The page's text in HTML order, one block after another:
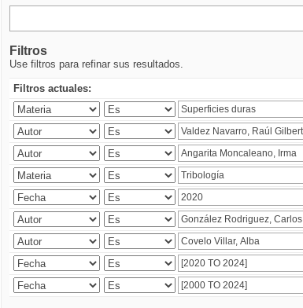
Filtros
Use filtros para refinar sus resultados.
Filtros actuales: